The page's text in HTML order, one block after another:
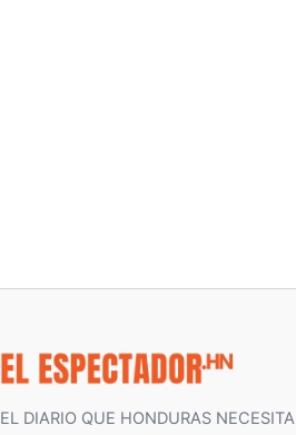
EL DIARIO QUE HONDURAS NECESITA